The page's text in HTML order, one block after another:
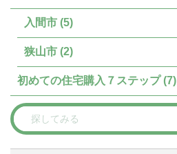
入間市 (5)
狭山市 (2)
初めての住宅購入７ステップ (7)